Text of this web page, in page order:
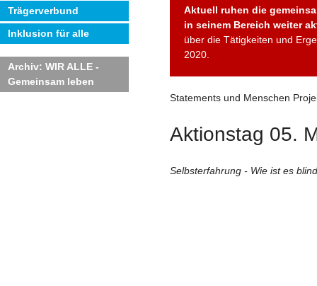
Trägerverbund
Inklusion für alle
Archiv: WIR ALLE -
Gemeinsam leben
Aktuell ruhen die
in seinem Bereich weiter
über die Tätigkeiten und
2020.
Statements und Menschen
Aktionstag 05.
Selbsterfahrung - Wie ist es